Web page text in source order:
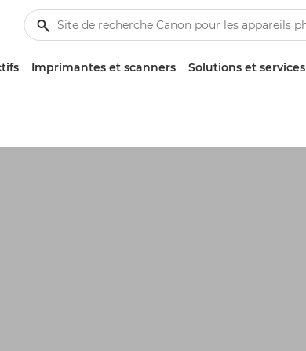
Imprimantes et scanners Solutions et services